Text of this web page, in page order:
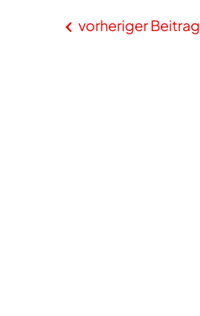
vorheriger Beitrag